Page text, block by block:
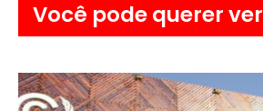
Você pode querer ver